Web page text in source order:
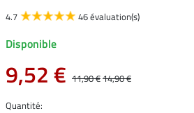
4.7 46 évaluation(s)
Disponible
9,52 € 11,90 €14,90 €
Quantité: